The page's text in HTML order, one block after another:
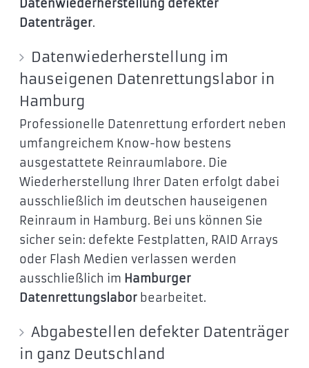
Datenwiederherstellung defekter
Datenträger.
Datenwiederherstellung im
hauseigenen Datenrettungslabor in
Hamburg
Professionelle Datenrettung erfordert neben
umfangreichem Know-how bestens
ausgestattete Reinraumlabore. Die
Wiederherstellung Ihrer Daten erfolgt dabei
ausschließlich im deutschen hauseigenen
Reinraum in Hamburg. Bei uns können Sie
sicher sein: defekte Festplatten, RAID Arrays
oder Flash Medien verlassen werden
ausschließlich im Hamburger
Datenrettungslabor bearbeitet.
Abgabestellen defekter Datenträger
in ganz Deutschland